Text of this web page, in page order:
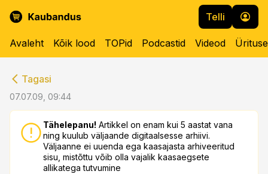
Telli
Avaleht Kõik lood TOPid Podcastid Videod
Tagasi
07.07.09, 09:44
Tähelepanu! Artikkel on enam kui 5 aastat vana
ning kuulub väljaande digitaalsesse arhiivi.
Väljaanne ei uuenda ega kaasajasta arhiveeritud
sisu, mistõttu võib olla vajalik kaasaegsete
allikatega tutvumine